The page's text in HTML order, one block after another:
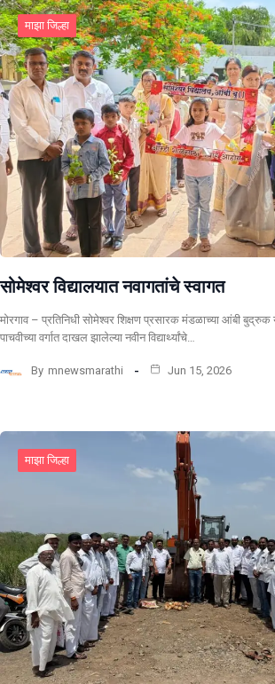
माझा जिल्हा
सोमेश्वर विद्यालयात नवागतांचे स्वागत
मोरगाव – प्रतिनिधी सोमेश्वर शिक्षण प्रसारक मंडळाच्या आंबी बुद्रुक
पाचवीच्या वर्गात दाखल झालेल्या नवीन विद्यार्थ्यांचे…
By mnewsmarathi Jun 15, 2026
माझा जिल्हा